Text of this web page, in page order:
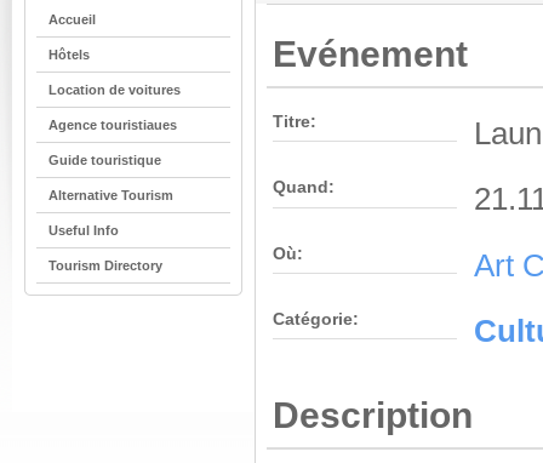
Accueil
Hôtels
Location de voitures
Agence touristiaues
Guide touristique
Alternative Tourism
Useful Info
Tourism Directory
Evénement
Titre:
Quand:
Où: Art
Catégorie:
Description